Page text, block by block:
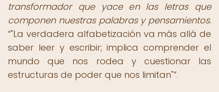
transformador que yace en las letras que
componen nuestras palabras y pensamientos.
"La verdadera alfabetización va más allá de
saber leer y escribir; implica comprender el
mundo que nos rodea y cuestionar las
estructuras de poder que nos limitan" .